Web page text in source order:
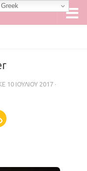
10 ΙΟΥΛΊΟΥ 2017 ·
Greek